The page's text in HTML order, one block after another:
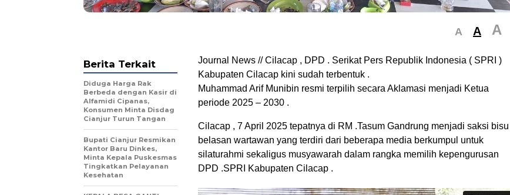
A A A
Journal News // Cilacap , DPD . Serikat Pers Republik Indonesia ( SPRI )
Kabupaten Cilacap kini sudah terbentuk .
Muhammad Arif Munibin resmi terpilih secara Aklamasi menjadi Ketua
periode 2025 – 2030 .
Cilacap , 7 April 2025 tepatnya di RM .Tasum Gandrung menjadi saksi bisu
belasan wartawan yang terdiri dari beberapa media berkumpul untuk
silaturahmi sekaligus musyawarah dalam rangka memilih kepengurusan
DPD .SPRI Kabupaten Cilacap .
Berita Terkait
Diduga Harga Rak
Berbeda dengan Kasir di
Alfamidi Cipanas,
Konsumen Minta Disdag
Cianjur Turun Tangan
Bupati Cianjur Resmikan
Kantor Baru Dinkes,
Minta Kepala Puskesmas
Tingkatkan Pelayanan
Kesehatan